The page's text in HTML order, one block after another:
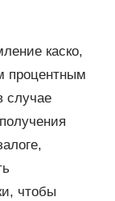
каско,
процентным
случае
чтобы